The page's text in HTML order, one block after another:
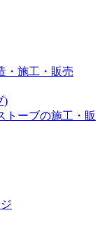
・施工・販売
)
トーブの施工・販